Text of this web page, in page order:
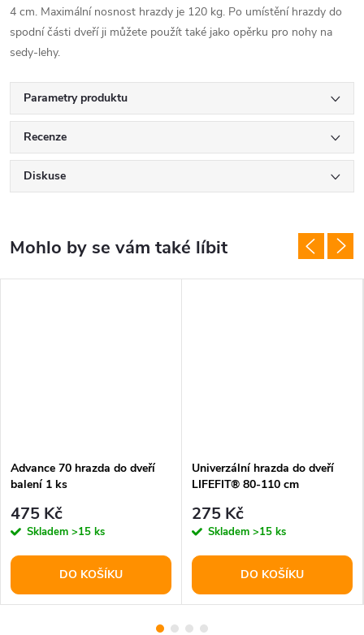
4 cm. Maximální nosnost hrazdy je 120 kg. Po umístění hrazdy do
spodní části dveří ji můžete použít také jako opěrku pro nohy na
sedy-lehy.
Parametry produktu
Recenze
Diskuse
Advance 70 hrazda do dveří
balení 1 ks
475 Kč
Skladem >15 ks
DO KOŠÍKU
Univerzální hrazda do dveří
LIFEFIT® 80-110 cm
275 Kč
Skladem >15 ks
DO KOŠÍKU